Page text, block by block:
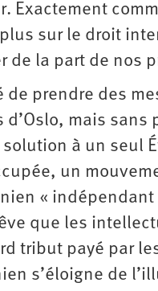
sur le droit
la part de nos
prendre des
mais sans
à un seul
un
« indépendant
que les
tribut payé par
s’éloigne de